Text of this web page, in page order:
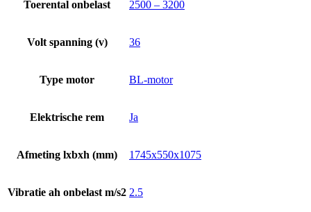
Toerental onbelast 2500 – 3200
Volt spanning (v) 36
Type motor BL-motor
Elektrische rem Ja
Afmeting lxbxh (mm) 1745x550x1075
Vibratie ah onbelast m/s2 2.5